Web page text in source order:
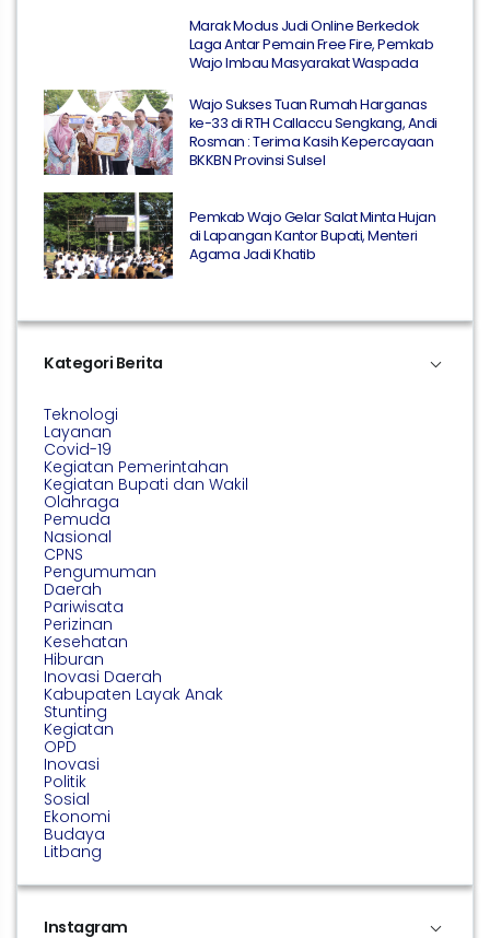
Marak Modus Judi Online Berkedok
Laga Antar Pemain Free Fire, Pemkab
Wajo Imbau Masyarakat Waspada
Wajo Sukses Tuan Rumah Harganas
ke-33 di RTH Callaccu Sengkang, Andi
Rosman : Terima Kasih Kepercayaan
BKKBN Provinsi Sulsel
Pemkab Wajo Gelar Salat Minta Hujan
di Lapangan Kantor Bupati, Menteri
Agama Jadi Khatib
Kategori Berita
Teknologi
Layanan
Covid-19
Kegiatan Pemerintahan
Kegiatan Bupati dan Wakil
Olahraga
Pemuda
Nasional
CPNS
Pengumuman
Daerah
Pariwisata
Perizinan
Kesehatan
Hiburan
Inovasi Daerah
Kabupaten Layak Anak
Stunting
Kegiatan
OPD
Inovasi
Politik
Sosial
Ekonomi
Budaya
Litbang
Instagram